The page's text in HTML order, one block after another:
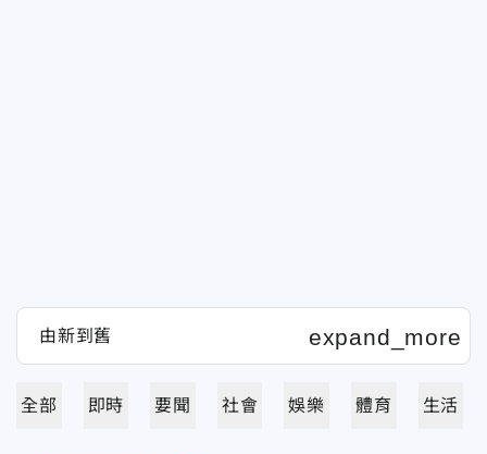
全部 即時 要聞 社會 娛樂 體育 生活